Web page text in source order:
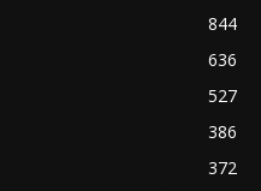
844
636
527
386
372